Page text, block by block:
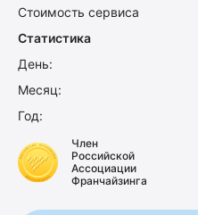
Стоимость сервиса
Статистика
День:
Месяц:
Год:
Член
Российской
Ассоциации
Франчайзинга